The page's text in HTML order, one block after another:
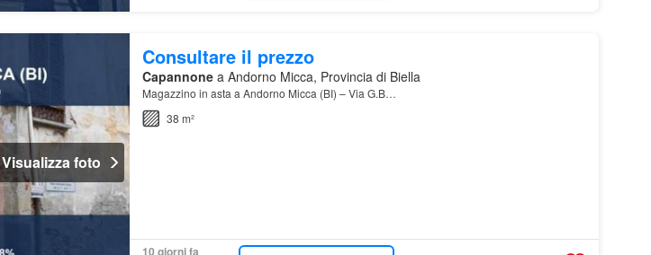
Visualizza foto
Consultare il prezzo
Capannonea Andorno Micca, Provincia di Biella
Magazzino in asta a Andorno Micca (BI) – Via G.B…
38 m²
10 giorni fa